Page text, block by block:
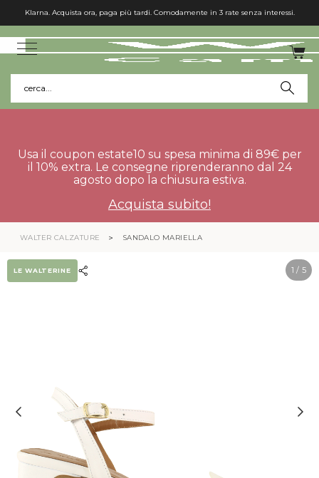
Klarna. Acquista ora, paga più tardi. Comodamente in 3 rate senza interessi.
cerca...
Usa il coupon estate10 su spesa minima di 89€ per
il 10% extra. Le consegne riprenderanno dal 24
agosto dopo la chiusura estiva.
Acquista subito!
WALTER CALZATURE SANDALO MARIELLA
1 / 5
LE WALTERINE